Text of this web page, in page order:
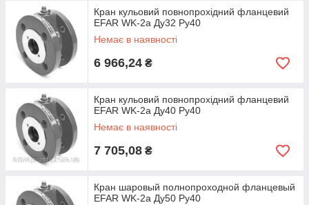
Кран кульовий повнопрохідний фланцевий
EFAR WK-2a Ду32 Ру40
Немає в наявності
6 966,24 ₴
Кран кульовий повнопрохідний фланцевий
EFAR WK-2a Ду40 Ру40
Немає в наявності
7 705,08 ₴
Кран шаровый полнопроходной фланцевый
EFAR WK-2a Ду50 Ру40